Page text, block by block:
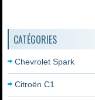
CATÉGORIES
Chevrolet Spark
Citroën C1